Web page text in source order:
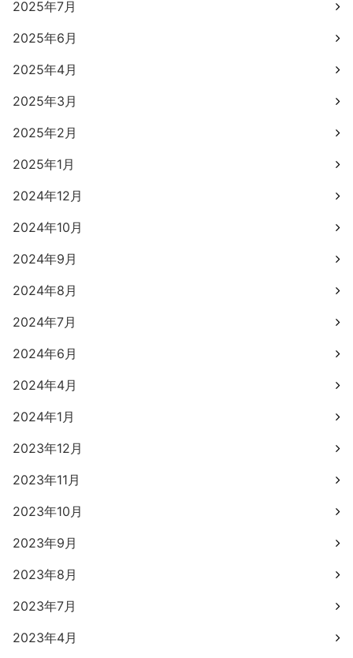
2025年7月
2025年6月
2025年4月
2025年3月
2025年2月
2025年1月
2024年12月
2024年10月
2024年9月
2024年8月
2024年7月
2024年6月
2024年4月
2024年1月
2023年12月
2023年11月
2023年10月
2023年9月
2023年8月
2023年7月
2023年4月